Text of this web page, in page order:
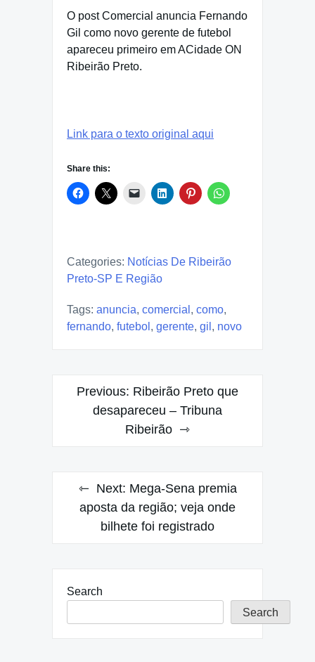
O post Comercial anuncia Fernando
Gil como novo gerente de futebol
apareceu primeiro em ACidade ON
Ribeirão Preto.
Link para o texto original aqui
Share this:
Categories: Notícias De Ribeirão
Preto-SP E Região
Tags: anuncia, comercial , como,
fernando, futebol , gerente, gil , novo
Post
navigation
Previous: Ribeirão Preto que
desapareceu – Tribuna
Ribeirão
Next: Mega-Sena premia
aposta da região; veja onde
bilhete foi registrado
Search
Search